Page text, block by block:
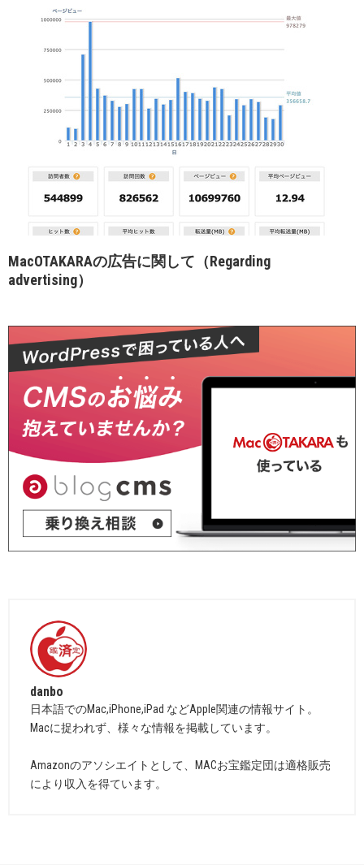
MacOTAKARAの広告に関して（Regarding
advertising）
danbo
日本語でのMac,iPhone,iPad などApple関連の情報サイト。
Macに捉われず、様々な情報を掲載しています。
Amazonのアソシエイトとして、MACお宝鑑定団は適格販売
により収入を得ています。